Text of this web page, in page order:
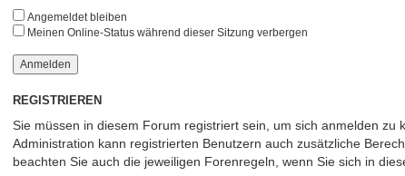
Angemeldet bleiben
Meinen Online-Status während dieser Sitzung verbergen
REGISTRIEREN
Sie müssen in diesem Forum registriert sein, um sich anmelden
Administration kann registrierten Benutzern auch zusätzliche
beachten Sie auch die jeweiligen Forenregeln, wenn Sie sich in